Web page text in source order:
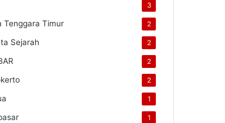
3
Tenggara Timur 2
Sejarah 2
2
2
1
1